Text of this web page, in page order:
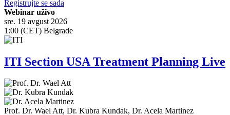
Registrujte se sada
Webinar uživo
sre. 19 avgust 2026
1:00 (CET) Belgrade
ITI Section USA Treatment Planning Live
Prof. Dr. Wael Att, Dr. Kubra Kundak, Dr. Acela Martinez